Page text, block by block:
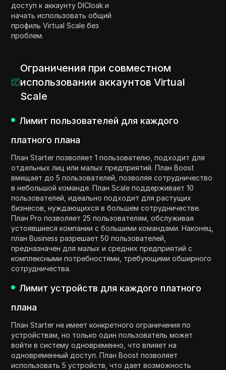
доступ к аккаунту DICloak и
начать использовать общий
профиль Virtual Scale без
проблем.
Ограничения при совместном
использовании аккаунтов Virtual
Scale
Лимит пользователей для каждого
платного плана
План Starter позволяет 1 пользователю, подходит для
отдельных лиц или малых предприятий. План Boost
вмещает до 5 пользователей, позволяя сотрудничество
в небольшой команде. План Scale поддерживает 10
пользователей, идеально подходит для растущих
бизнесов, нуждающихся в большем сотрудничестве.
План Pro позволяет 25 пользователям, обслуживая
устоявшиеся компании с большими командами. Наконец,
план Business разрешает 50 пользователей,
предназначен для малых и средних предприятий с
комплексными потребностями, требующими обширного
сотрудничества.
Лимит устройств для каждого платного
плана
План Starter не имеет конкретного ограничения по
устройствам, но только один пользователь может
войти в систему одновременно, что влияет на
одновременный доступ. План Boost позволяет
использовать 5 устройств, что дает возможность